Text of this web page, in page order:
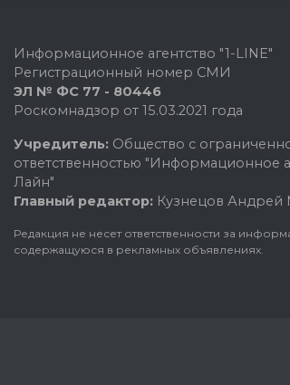
Информационное агентство "1-LINE"
Регистрационный номер СМИ
ЭЛ № ФС 77 - 80446
Роскомнадзор от 15.03.2021 года
Учредитель: Общество с
ответственностью "Информационное
Лайн"
Главный редактор: Кузнецов Андрей
Редакция не несет ответственности за
содержащуюся в рекламных объявлениях.